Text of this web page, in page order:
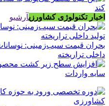
اخبار تکنولوژی کشاورزیآرشیو
بحران قیمت سیب‌زمینی:
داخلی تراریخته